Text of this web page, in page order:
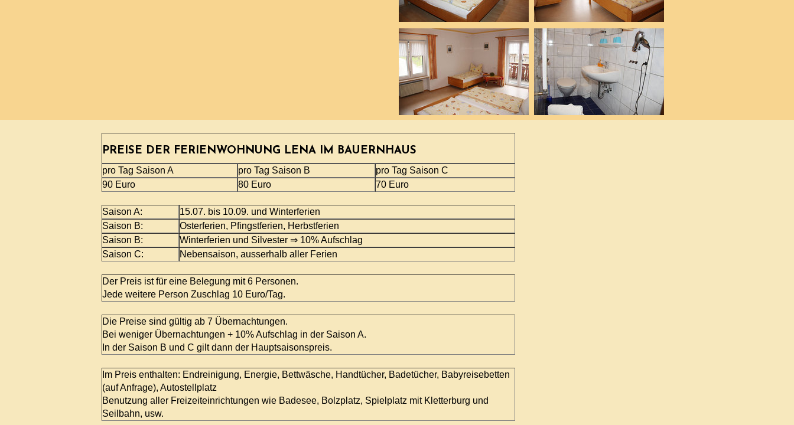
PREISE DER FERIENWOHNUNG LENA IM BAUERNHAUS
pro Tag Saison A pro Tag Saison B
pro Tag Saison C
90 Euro
80 Euro 70 Euro
Saison A:
15.07. bis 10.09. und Winterferien
Saison B:
Osterferien, Pfingstferien, Herbstferien
Saison B:
Winterferien und Silvester ⇒ 10% Aufschlag
Saison C:
Nebensaison, ausserhalb aller Ferien
Der Preis ist für eine Belegung mit 6 Personen.
Jede weitere Person Zuschlag 10 Euro/Tag.
Die Preise sind gültig ab 7 Übernachtungen.
Bei weniger Übernachtungen + 10% Aufschlag in der Saison A.
In der Saison B und C gilt dann der Hauptsaisonspreis.
Im Preis enthalten: Endreinigung, Energie, Bettwäsche, Handtücher, Badetücher, Babyreisebetten
(auf Anfrage), Autostellplatz
Benutzung aller Freizeiteinrichtungen wie Badesee, Bolzplatz, Spielplatz mit Kletterburg und
Seilbahn, usw.